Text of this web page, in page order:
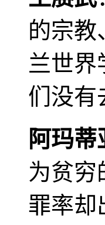
的宗教
兰世界
们没有
阿玛蒂
为贫穷
罪率却